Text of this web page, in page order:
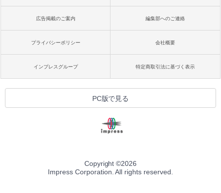
広告掲載のご案内 編集部へのご連絡
プライバシーポリシー 会社概要
インプレスグループ 特定商取引法に基づく表示
PC版で見る
Copyright ©2026
Impress Corporation. All rights reserved.